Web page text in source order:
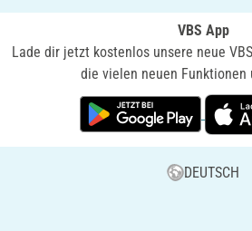
VBS App
Lade dir jetzt kostenlos unsere neue
die vielen neuen Funktionen
DEUTSCH